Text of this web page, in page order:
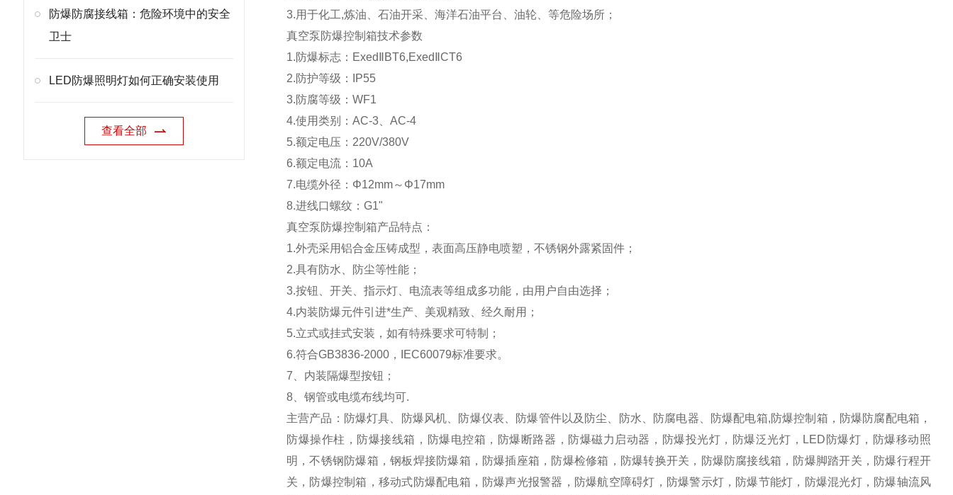
防爆防腐接线箱：危险环境中的安全
卫士
LED防爆照明灯如何正确安装使用
查看全部
3.用于化工,炼油、石油开采、海洋石油平台、油轮、等危险场所；
真空泵防爆控制箱技术参数
1.防爆标志：ExedⅡBT6,ExedⅡCT6
2.防护等级：IP55
3.防腐等级：WF1
4.使用类别：AC-3、AC-4
5.额定电压：220V/380V
6.额定电流：10A
7.电缆外径：Φ12mm～Φ17mm
8.进线口螺纹：G1"
真空泵防爆控制箱产品特点：
1.外壳采用铝合金压铸成型，表面高压静电喷塑，不锈钢外露紧固件；
2.具有防水、防尘等性能；
3.按钮、开关、指示灯、电流表等组成多功能，由用户自由选择；
4.内装防爆元件引进*生产、美观精致、经久耐用；
5.立式或挂式安装，如有特殊要求可特制；
6.符合GB3836-2000，IEC60079标准要求。
7、内装隔爆型按钮；
8、钢管或电缆布线均可.
主营产品：防爆灯具、防爆风机、防爆仪表、防爆管件以及防尘、防水、防腐电器、防爆配电箱,防爆控制箱，防爆防腐配电箱，
防爆操作柱，防爆接线箱，防爆电控箱，防爆断路器，防爆磁力启动器，防爆投光灯，防爆泛光灯，LED防爆灯，防爆移动照
明，不锈钢防爆箱，钢板焊接防爆箱，防爆插座箱，防爆检修箱，防爆转换开关，防爆防腐接线箱，防爆脚踏开关，防爆行程开
关，防爆控制箱，移动式防爆配电箱，防爆声光报警器，防爆航空障碍灯，防爆警示灯，防爆节能灯，防爆混光灯，防爆轴流风